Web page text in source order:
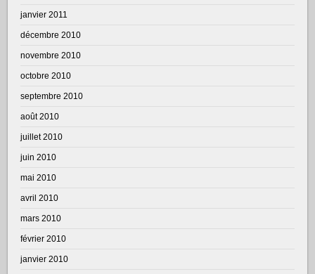
janvier 2011
décembre 2010
novembre 2010
octobre 2010
septembre 2010
août 2010
juillet 2010
juin 2010
mai 2010
avril 2010
mars 2010
février 2010
janvier 2010